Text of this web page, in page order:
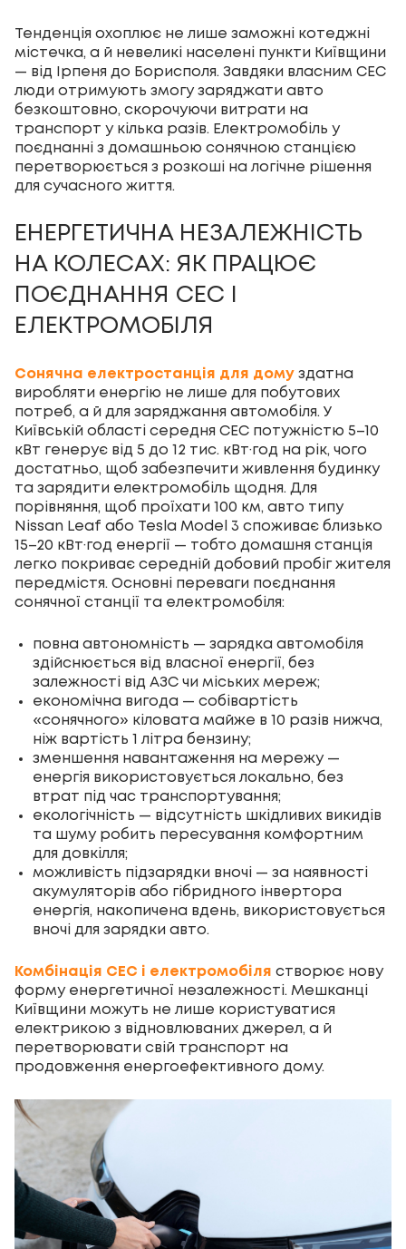
Тенденція охоплює не лише заможні котеджні
містечка, а й невеликі населені пункти Київщини
— від Ірпеня до Борисполя. Завдяки власним СЕС
люди отримують змогу заряджати авто
безкоштовно, скорочуючи витрати на
транспорт у кілька разів. Електромобіль у
поєднанні з домашньою сонячною станцією
перетворюється з розкоші на логічне рішення
для сучасного життя.
ЕНЕРГЕТИЧНА НЕЗАЛЕЖНІСТЬ
НА КОЛЕСАХ: ЯК ПРАЦЮЄ
ПОЄДНАННЯ СЕС І
ЕЛЕКТРОМОБІЛЯ
Сонячна електростанція для дому здатна
виробляти енергію не лише для побутових
потреб, а й для заряджання автомобіля. У
Київській області середня СЕС потужністю 5–10
кВт генерує від 5 до 12 тис. кВт·год на рік, чого
достатньо, щоб забезпечити живлення будинку
та зарядити електромобіль щодня. Для
порівняння, щоб проїхати 100 км, авто типу
Nissan Leaf або Tesla Model 3 споживає близько
15–20 кВт·год енергії — тобто домашня станція
легко покриває середній добовий пробіг жителя
передмістя. Основні переваги поєднання
сонячної станції та електромобіля:
повна автономність — зарядка автомобіля
здійснюється від власної енергії, без
залежності від АЗС чи міських мереж;
економічна вигода — собівартість
«сонячного» кіловата майже в 10 разів нижча,
ніж вартість 1 літра бензину;
зменшення навантаження на мережу —
енергія використовується локально, без
втрат під час транспортування;
екологічність — відсутність шкідливих викидів
та шуму робить пересування комфортним
для довкілля;
можливість підзарядки вночі — за наявності
акумуляторів або гібридного інвертора
енергія, накопичена вдень, використовується
вночі для зарядки авто.
Комбінація СЕС і електромобіля створює нову
форму енергетичної незалежності. Мешканці
Київщини можуть не лише користуватися
електрикою з відновлюваних джерел, а й
перетворювати свій транспорт на
продовження енергоефективного дому.